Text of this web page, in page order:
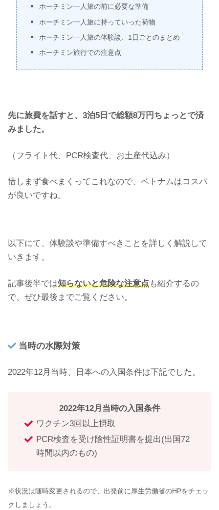
ホーチミン一人旅の前に必要な準備
ホーチミン一人旅に持っていった荷物
ホーチミン一人旅の体験談、1日ごとのまとめ
ホーチミン旅行での注意点
先に旅費を話すと、3泊5日で総額8万円ちょっとで済
みました。
（フライト代、PCR検査代、お土産代込み）
惜しまず食べまくってこれなので、ベトナムはコスパ
が良いですね。
以下にて、体験談や準備すべきことを詳しく解説して
いきます。
記事後半では知らないと危険な注意点も紹介するの
で、ぜひ最後までご覧ください。
当時の水際対策
2022年12月当時、日本への入国条件は下記でした。
2022年12月当時の入国条件
ワクチン3回以上摂取
PCR検査を受け陰性証明書を提出(出国72
時間以内のもの)
※状況は随時変更されるので、出発前に厚生労働省のHPをチェッ
クしましょう。